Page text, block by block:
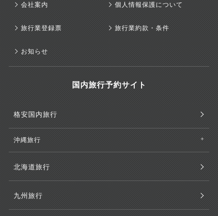
会社案内 個人情報保護について
旅行業登録票 旅行業約款・条件
お知らせ
国内旅行予約サイト
格安国内旅行
沖縄旅行
北海道旅行
九州旅行